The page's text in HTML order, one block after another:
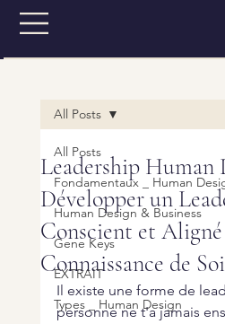
All Posts
Fondamentaux _ Human
Human Design & Business
Gene Keys
EXTRAIT
Types _ Human Design
All Posts
Leadership Human
Développer un
Conscient et Aligné
Connaissance de Soi
Il existe une forme de
personne ne t'a jamais